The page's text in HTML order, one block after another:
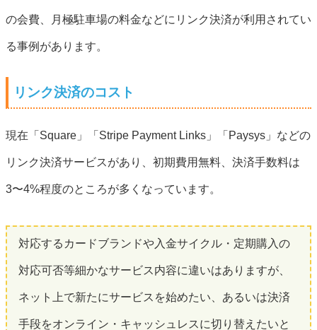
の会費、月極駐車場の料金などにリンク決済が利用されてい
る事例があります。
リンク決済のコスト
現在「Square」「Stripe Payment Links」「Paysys」などの
リンク決済サービスがあり、初期費用無料、決済手数料は
3〜4%程度のところが多くなっています。
対応するカードブランドや入金サイクル・定期購入の
対応可否等細かなサービス内容に違いはありますが、
ネット上で新たにサービスを始めたい、あるいは決済
手段をオンライン・キャッシュレスに切り替えたいと